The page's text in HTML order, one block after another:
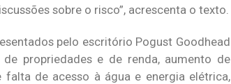
sobre o risco”, acrescenta o texto.
pelo escritório Pogust Goodhead
propriedades e de renda, aumento de
de acesso à água e energia elétrica,